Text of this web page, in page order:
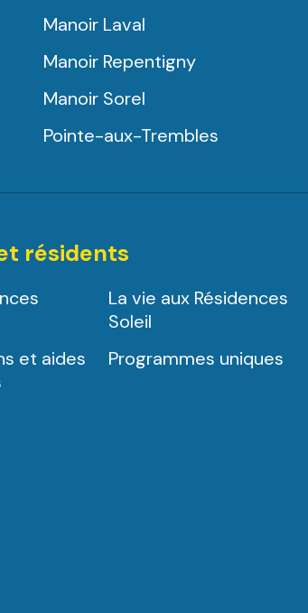
Manoir Laval
Manoir Repentigny
Manoir Sorel
Pointe-aux-Trembles
résidents
La vie aux Résidences
Soleil
et aides
Programmes uniques